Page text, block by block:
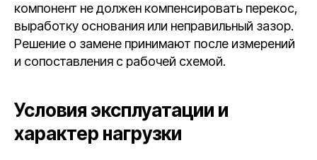
компонент не должен компенсировать перекос,
выработку основания или неправильный зазор.
Решение о замене принимают после измерений
и сопоставления с рабочей схемой.
Условия эксплуатации и
характер нагрузки